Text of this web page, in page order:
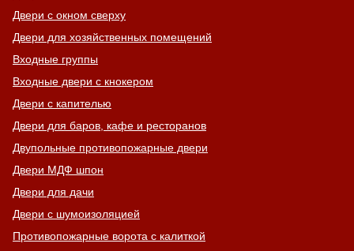
Двери с окном сверху
Двери для хозяйственных помещений
Входные группы
Входные двери с кнокером
Двери с капителью
Двери для баров, кафе и ресторанов
Двупольные противопожарные двери
Двери МДФ шпон
Двери для дачи
Двери с шумоизоляцией
Противопожарные ворота с калиткой